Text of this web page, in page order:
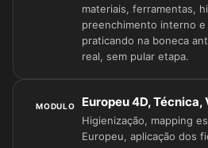
materiais, ferramentas,
preenchimento interno
praticando na boneca
real, sem pular etapa.
MODULO Europeu 4D,
Higienização, mapping
Europeu, aplicação dos